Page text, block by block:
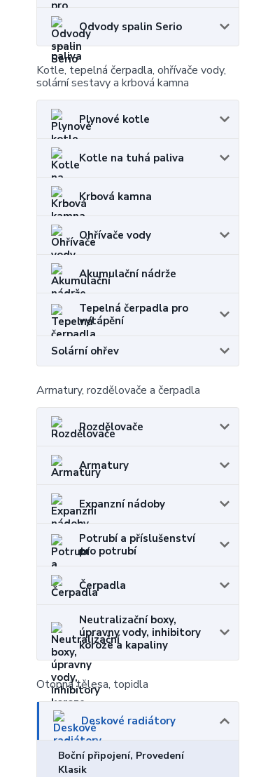
Odvody spalin Serio
Kotle, tepelná čerpadla, ohřívače vody,
solární sestavy a krbová kamna
Plynové kotle
Kotle na tuhá paliva
Krbová kamna
Ohřívače vody
Akumulační nádrže
Tepelná čerpadla pro
vytápění
Solární ohřev
Armatury, rozdělovače a čerpadla
Rozdělovače
Armatury
Expanzní nádoby
Potrubí a příslušenství
pro potrubí
Čerpadla
Neutralizační boxy,
úpravny vody, inhibitory
koroze a kapaliny
Otopná tělesa, topidla
Deskové radiátory
Boční připojení, Provedení
Klasik